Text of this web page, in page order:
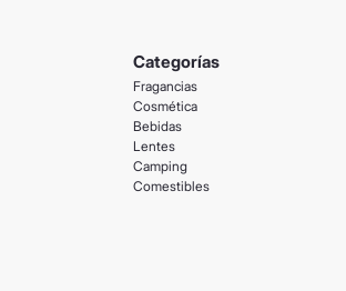
Categorías
Fragancias
Cosmética
Bebidas
Lentes
Camping
Comestibles